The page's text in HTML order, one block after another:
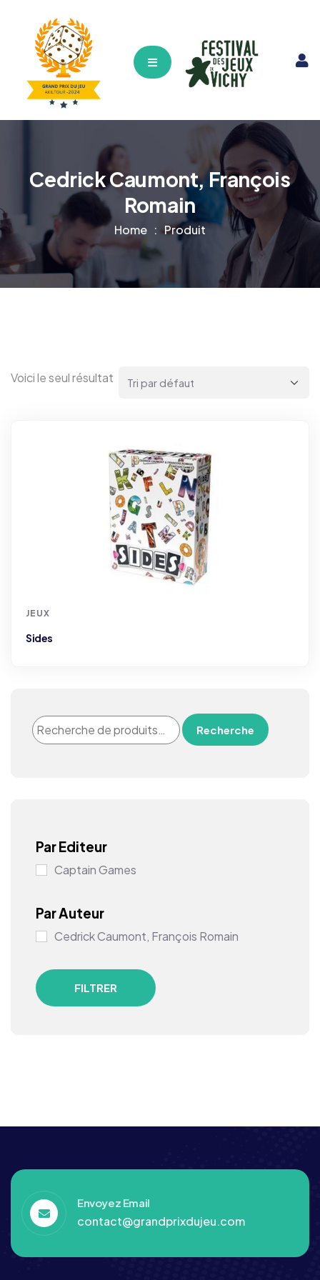
Hamburger Toggle Menu
Cedrick Caumont, François
Romain
Home Produit
Voici le seul résultat
JEUX
Sides
Recherche
Par Editeur
Captain Games
Par Auteur
Cedrick Caumont, François Romain
FILTRER
Envoyez Email
contact@grandprixdujeu.com